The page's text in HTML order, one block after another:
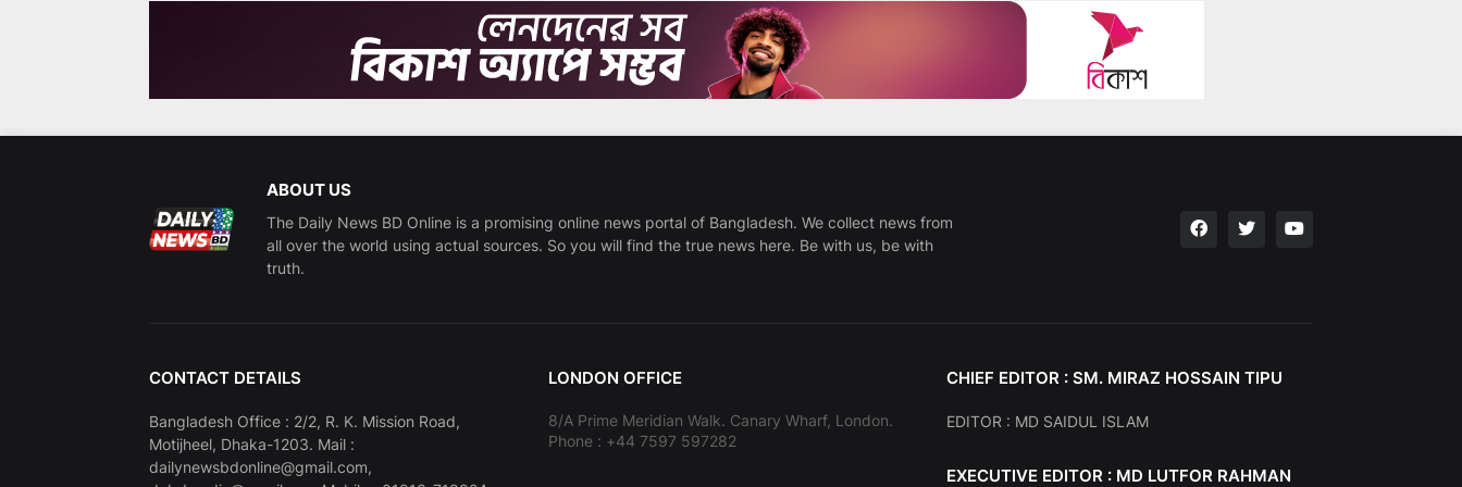
ABOUT US
The Daily News BD Online is a promising online news portal of Bangladesh. We collect news from
all over the world using actual sources. So you will find the true news here. Be with us, be with
truth.
CONTACT DETAILS
Bangladesh Office : 2/2, R. K. Mission Road,
Motijheel, Dhaka-1203. Mail :
dailynewsbdonline@gmail.com,
LONDON OFFICE
8/A Prime Meridian Walk. Canary Wharf, London.
Phone : +44 7597 597282
CHIEF EDITOR : SM. MIRAZ HOSSAIN TIPU
EDITOR : MD SAIDUL ISLAM
EXECUTIVE EDITOR : MD LUTFOR RAHMAN